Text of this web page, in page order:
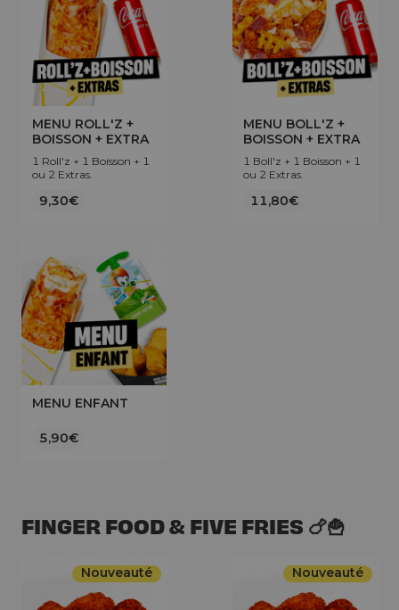
MENU ROLL'Z +
BOISSON + EXTRA
1 Roll'z + 1 Boisson + 1
ou 2 Extras.
9,30€
MENU BOLL'Z +
BOISSON + EXTRA
1 Boll'z + 1 Boisson + 1
ou 2 Extras.
11,80€
MENU ENFANT
5,90€
FINGER FOOD & FIVE FRIES 🍗🍟
Nouveauté Nouveauté